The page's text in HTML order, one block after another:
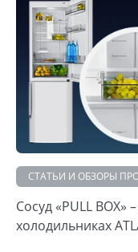
СТАТЬИ И ОБЗОРЫ
Сосуд «PULL BOX»
холодильниках